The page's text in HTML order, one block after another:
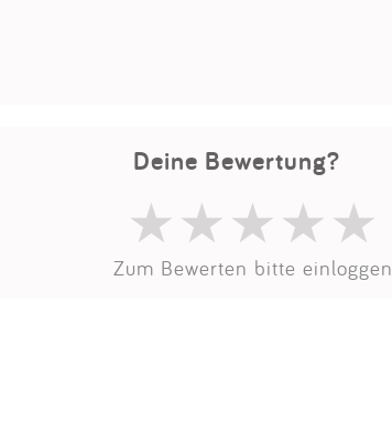
Deine Bewertung?
Zum Bewerten bitte einloggen